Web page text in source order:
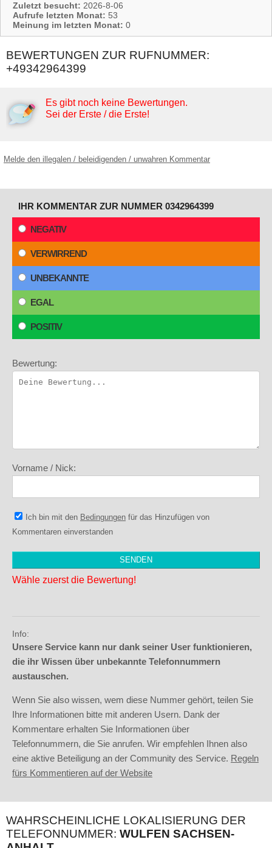
Zuletzt besucht: 2026-8-06
Aufrufe letzten Monat: 53
Meinung im letzten Monat: 0
BEWERTUNGEN ZUR RUFNUMMER:
+49342964399
Es gibt noch keine Bewertungen.
Sei der Erste / die Erste!
Melde den illegalen / beleidigenden / unwahren Kommentar
IHR KOMMENTAR ZUR NUMMER 0342964399
NEGATIV
VERWIRREND
UNBEKANNTE
EGAL
POSITIV
Bewertung:
Vorname / Nick:
Ich bin mit den Bedingungen für das Hinzufügen von
Kommentaren einverstanden
Wähle zuerst die Bewertung!
Info:
Unsere Service kann nur dank seiner User funktionieren,
die ihr Wissen über unbekannte Telefonnummern
austauschen.
Wenn Sie also wissen, wem diese Nummer gehört, teilen Sie
Ihre Informationen bitte mit anderen Usern. Dank der
Kommentare erhalten Sie Informationen über
Telefonnummern, die Sie anrufen. Wir empfehlen Ihnen also
eine aktive Beteiligung an der Community des Service. Regeln
fürs Kommentieren auf der Website
WAHRSCHEINLICHE LOKALISIERUNG DER
TELEFONNUMMER: WULFEN SACHSEN-